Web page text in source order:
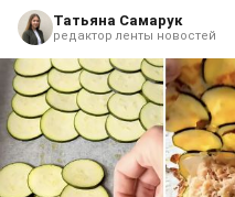
Татьяна Самарук
редактор ленты новостей